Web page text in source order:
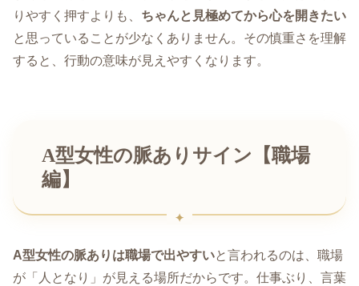
りやすく押すよりも、 ちゃんと見極めてから心を開きたい
と思っていることが少なくありません。その慎重さを理解
すると、行動の意味が見えやすくなります。
A型女性の脈ありサイン【職場
編】
A型女性の脈ありは職場で出やすいと言われるのは、職場
が「人となり」が見える場所だからです。仕事ぶり、言葉